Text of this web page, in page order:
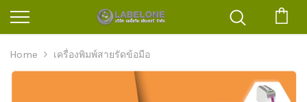
Home เครื่องพิมพ์สายรัดข้อมือ